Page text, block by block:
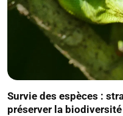
Survie des espèces :
préserver la biodiversité